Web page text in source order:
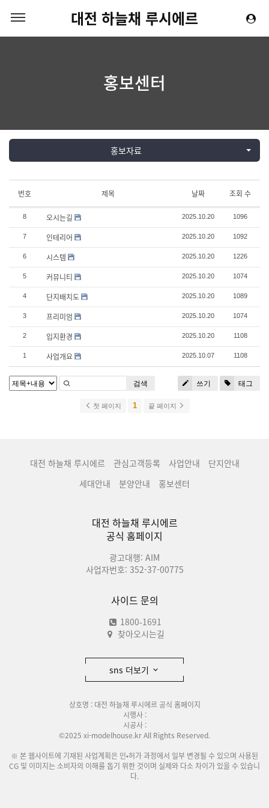
대전 하늘채 루시에르
홍보센터
홍보자료
번호 제목 날짜 조회 수
8 오시는길 2025.10.20 1096
7 인테리어 2025.10.20 1092
6 시스템 2025.10.20 1226
5 커뮤니티 2025.10.20 1074
4 단지배치도 2025.10.20 1089
3 프리미엄 2025.10.20 1074
2 입지환경 2025.10.20 1108
1 사업개요 2025.10.07 1108
쓰기 태그
검색
첫 페이지 1 끝 페이지
대전 하늘채 루시에르 관심고객등록 사업안내
단지안내
세대안내
분양안내 홍보센터
대전 하늘채 루시에르
공식 홈페이지
광고대행: AIM
사업자번호: 352-37-00775
사이드 문의
1800-1691
찾아오시는길
sns 더보기
상호명 : 대전 하늘채 루시에르 공식 홈페이지
시행사 :
시공사 :
©2025 xi-modelhouse.kr All Rights Reserved.
※ 본 웹사이트에 기재된 사업계획은 인•허가 과정에서 일부 변경될 수 있으며 사용된
CG 및 이미지는 소비자의 이해를 돕기 위한 것이며 실제와 다소 차이가 있을 수 있습니
다.